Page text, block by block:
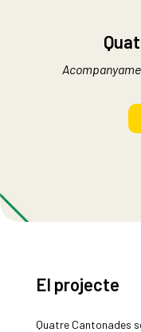
El projecte
Quatre Cantonades